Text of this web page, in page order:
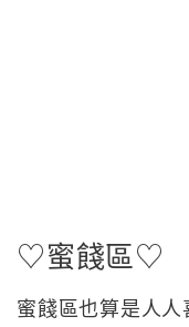
♡蜜餞區♡
蜜餞區也算是人